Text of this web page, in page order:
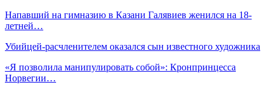
Напавший на гимназию в Казани Галявиев женился на 18-
летней…
Убийцей-расчленителем оказался сын известного художника
«Я позволила манипулировать собой»: Кронпринцесса
Норвегии…